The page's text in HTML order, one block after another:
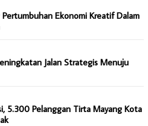
Ekonomi Kreatif Dalam
Jalan Strategis Menuju
5.300 Pelanggan Tirta Mayang Kota